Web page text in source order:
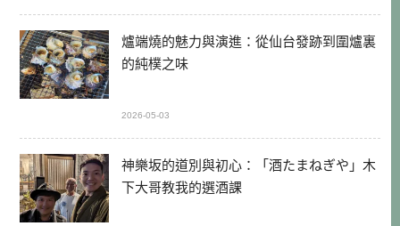
爐端燒的魅力與演進：從仙台發跡到圍爐裏
的純樸之味
2026-05-03
神樂坂的道別與初心：「酒たまねぎや」木
下大哥教我的選酒課